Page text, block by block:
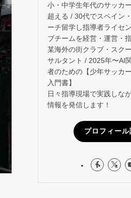
小・中学生年代のサッカ
超える / 30代でスペイン
ーチ留学し指導者ライセ
ブチームを経営・運営・
某海外の街クラブ・スク
サルタント / 2025年〜AI
者のための【少年サッカ
入門書】
日々指導現場で実践しな
情報を発信します！
プロフィール